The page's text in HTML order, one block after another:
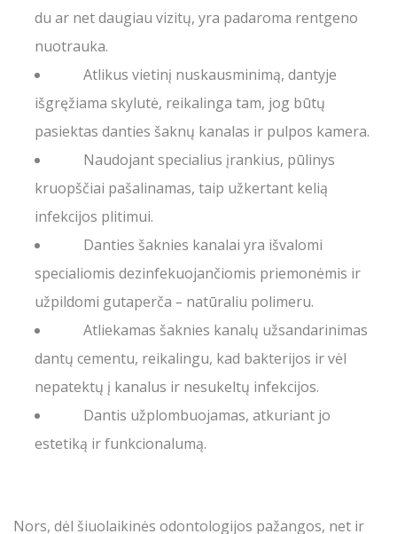
du ar net daugiau vizitų, yra padaroma rentgeno
nuotrauka.
Atlikus vietinį nuskausminimą, dantyje
išgręžiama skylutė, reikalinga tam, jog būtų
pasiektas danties šaknų kanalas ir pulpos kamera.
Naudojant specialius įrankius, pūlinys
kruopščiai pašalinamas, taip užkertant kelią
infekcijos plitimui.
Danties šaknies kanalai yra išvalomi
specialiomis dezinfekuojančiomis priemonėmis ir
užpildomi gutaperča – natūraliu polimeru.
Atliekamas šaknies kanalų užsandarinimas
dantų cementu, reikalingu, kad bakterijos ir vėl
nepatektų į kanalus ir nesukeltų infekcijos.
Dantis užplombuojamas, atkuriant jo
estetiką ir funkcionalumą.
Nors, dėl šiuolaikinės odontologijos pažangos, net ir